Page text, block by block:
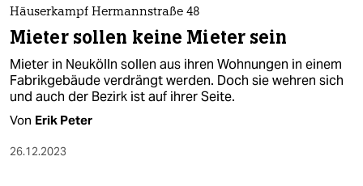
Häuserkampf Hermannstraße 48
Mieter sollen keine Mieter sein
Mieter in Neukölln sollen aus ihren Wohnungen in einem
Fabrikgebäude verdrängt werden. Doch sie wehren sich
und auch der Bezirk ist auf ihrer Seite.
Von Erik Peter
26.12.2023